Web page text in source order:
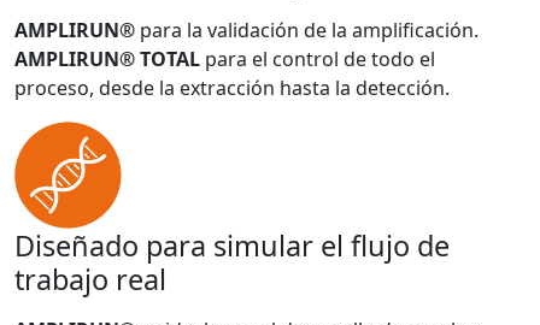
AMPLIRUN® para la validación de la amplificación.
AMPLIRUN® TOTAL para el control de todo el
proceso, desde la extracción hasta la detección.
Diseñado para simular el flujo de
trabajo real